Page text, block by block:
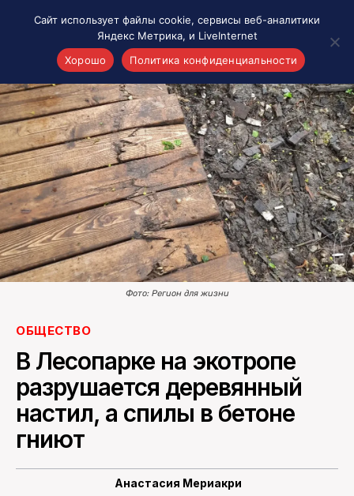
Акценты
Материалы о Рязани и области
Проекты 7 инфо
Здоровье
Интересное
Новости кино и ТВ
Новости России
Политика
Новости мира
Все материалы 7инфо
О НАС
ПОИСК ПО САЙТУ
Фото: Регион для жизни
ОБЩЕСТВО
В Лесопарке на экотропе
разрушается деревянный
настил, а спилы в бетоне
гниют
Анастасия Мериакри
Сайт использует файлы cookie, сервисы веб-аналитики
Яндекс Метрика, и LiveInternet
Хорошо
Политика конфиденциальности